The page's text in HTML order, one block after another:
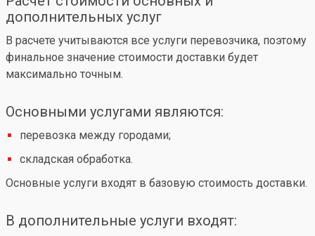
дополнительных услуг
В расчете учитываются все услуги перевозчика, поэтому
финальное значение стоимости доставки будет
максимально точным.
Основными услугами являются:
перевозка между городами;
складская обработка.
Основные услуги входят в базовую стоимость доставки.
В дополнительные услуги входят: